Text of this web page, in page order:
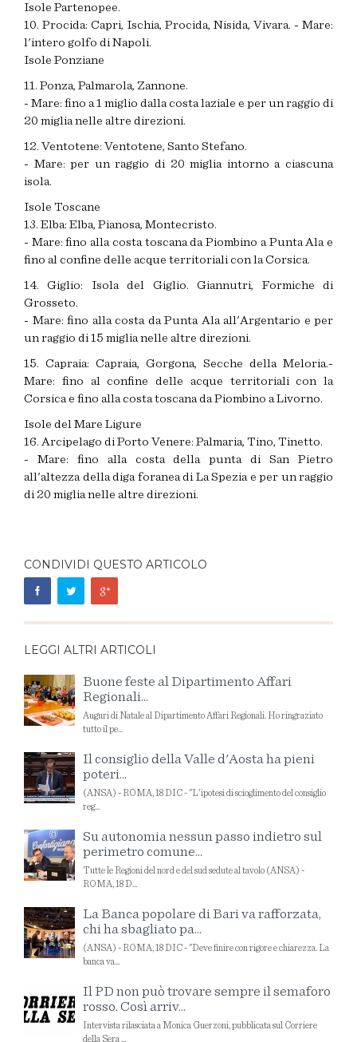
Isole Partenopee.
10. Procida: Capri, Ischia, Procida, Nisida, Vivara. - Mare:
l'intero golfo di Napoli.
Isole Ponziane
11. Ponza, Palmarola, Zannone.
- Mare: fino a 1 miglio dalla costa laziale e per un raggio di
20 miglia nelle altre direzioni.
12. Ventotene: Ventotene, Santo Stefano.
- Mare: per un raggio di 20 miglia intorno a ciascuna
isola.
Isole Toscane
13. Elba: Elba, Pianosa, Montecristo.
- Mare: fino alla costa toscana da Piombino a Punta Ala e
fino al confine delle acque territoriali con la Corsica.
14. Giglio: Isola del Giglio. Giannutri, Formiche di
Grosseto.
- Mare: fino alla costa da Punta Ala all'Argentario e per
un raggio di 15 miglia nelle altre direzioni.
15. Capraia: Capraia, Gorgona, Secche della Meloria.-
Mare: fino al confine delle acque territoriali con la
Corsica e fino alla costa toscana da Piombino a Livorno.
Isole del Mare Ligure
16. Arcipelago di Porto Venere: Palmaria, Tino, Tinetto.
- Mare: fino alla costa della punta di San Pietro
all'altezza della diga foranea di La Spezia e per un raggio
di 20 miglia nelle altre direzioni.
CONDIVIDI QUESTO ARTICOLO
LEGGI ALTRI ARTICOLI
Buone feste al Dipartimento Affari
Regionali...
Auguri di Natale al Dipartimento Affari Regionali. Ho ringraziato
tutto il pe...
Il consiglio della Valle d'Aosta ha pieni
poteri...
(ANSA) - ROMA, 18 DIC - "L'ipotesi di scioglimento del consiglio
reg...
Su autonomia nessun passo indietro sul
perimetro comune...
Tutte le Regioni del nord e del sud sedute al tavolo (ANSA) -
ROMA, 18 D...
La Banca popolare di Bari va rafforzata,
chi ha sbagliato pa...
(ANSA) - ROMA, 18 DIC - "Deve finire con rigore e chiarezza. La
banca va...
Il PD non può trovare sempre il semaforo
rosso. Così arriv...
Intervista rilasciata a Monica Guerzoni, pubblicata sul Corriere
della Sera ...